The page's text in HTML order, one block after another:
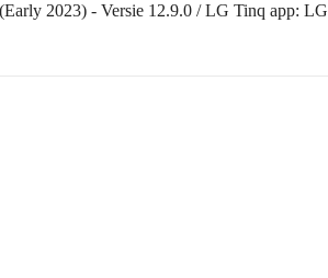
2023) - Versie 12.9.0 / LG Tinq app: